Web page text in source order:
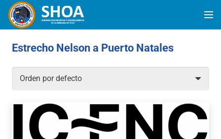
Estrecho Nelson a Puerto Natales